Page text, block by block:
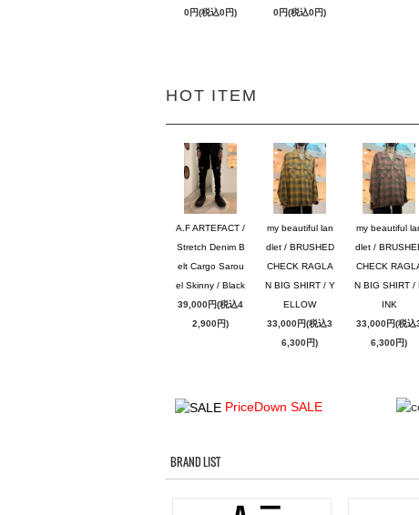
0円(税込0円)
0円(税込0円)
HOT ITEM
A.F ARTEFACT /
Stretch Denim B
elt Cargo Sarou
el Skinny / Black
39,000円(税込4
2,900円)
my beautiful lan
dlet / BRUSHED
CHECK RAGLA
N BIG SHIRT / Y
ELLOW
33,000円(税込3
6,300円)
my beautiful
dlet /
CHECK
N BIG SHIRT /
INK
33,000円(税込
6,300円)
PriceDown SALE
BRAND LIST